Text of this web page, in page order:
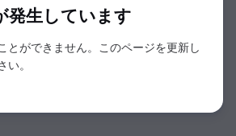
発生しています
とができません。このページを更新し
。